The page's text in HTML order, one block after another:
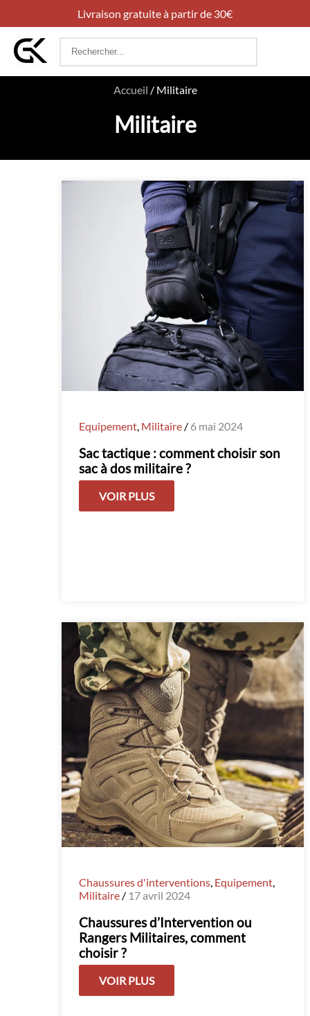
Livraison gratuite à partir de 30€
Rechercher
Accueil / Militaire
Militaire
Equipement, Militaire / 6 mai 2024
Sac tactique : comment choisir son
sac à dos militaire ?
VOIR PLUS
Chaussures d'interventions, Equipement,
Militaire / 17 avril 2024
Chaussures d’Intervention ou
Rangers Militaires, comment
choisir ?
VOIR PLUS